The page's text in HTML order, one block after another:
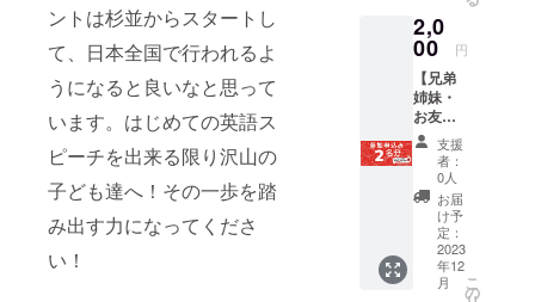
ントは杉並からスタートし
て、日本全国で行われるよ
うになると良いなと思って
います。はじめての英語ス
ピーチを出来る限り沢山の
子ども達へ！その一歩を踏
み出す力になってくださ
い！
語発表の場
をつくるこ
とで、グ
ローバル教
育の底上げ
を地域から
行いたいと
考えていま
その子らし
学」の
提唱者
であ
り、
「楽し
くて、
即、役
に立
つ」参
加型研
修の講
師とし
てアク
ティ
Orionsb
elt
Global
所属
開智日
本橋学
園中
学・高
等学校
英語科
教諭／
海外大
学進学
兼国際
12/8(金)
20：00-
21：00
【開催
方法】
zoomオ
ンライ
座は
ZOOM
を予定
してお
りま
す。
URLを
か？個
別に相
ます。
英語学
習や国
際的な
スクー
ルへの
進学留
学相談
等はも
ちろ
ん、日
常の学
.com）
。
●2023
年12月
27日
(水)杉並
公会堂
「はじ
めての
英語発
表」ス
ピーチ
参加権
利。30
秒から3
2,0
00 円
【兄弟
姉妹・
お友達
同士で
参加し
ません
か？】
東京都
杉並区
内在住
小中学
生 先
支援
者：
0人
お届
け予
定：
2023
年12
月
こ
の